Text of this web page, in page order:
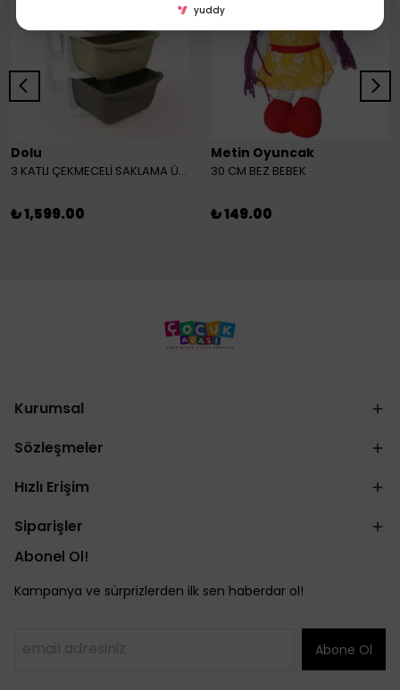
Dolu
3 KATLI ÇEKMECELİ SAKLAMA ÜNİTESİ
₺ 1,599.00
Metin Oyuncak
30 CM BEZ BEBEK
₺ 149.00
Kurumsal
Sözleşmeler
Hızlı Erişim
Siparişler
Abonel Ol!
Kampanya ve sürprizlerden ilk sen haberdar ol!
Abone Ol
yuddy